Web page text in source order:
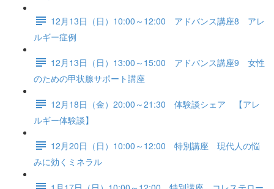
12月13日（日）10:00～12:00 アドバンス講座8 アレ
ルギー症例
12月13日（日）13:00～15:00 アドバンス講座9 女性
のための甲状腺サポート講座
12月18日（金）20:00～21:30 体験談シェア 【アレ
ルギー体験談】
12月20日（日）10:00～12:00 特別講座 現代人の悩
みに効くミネラル